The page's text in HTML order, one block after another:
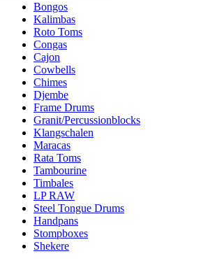
Bongos
Kalimbas
Roto Toms
Congas
Cajon
Cowbells
Chimes
Djembe
Frame Drums
Granit/Percussionblocks
Klangschalen
Maracas
Rata Toms
Tambourine
Timbales
LP RAW
Steel Tongue Drums
Handpans
Stompboxes
Shekere